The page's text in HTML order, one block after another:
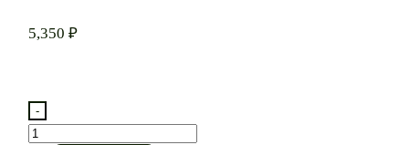
5,350₽
-
Количество